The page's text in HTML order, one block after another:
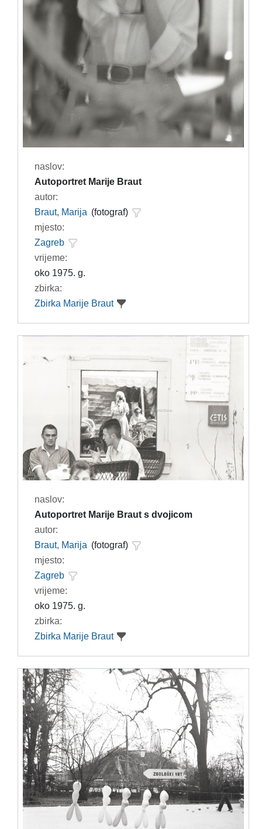
naslov:
Autoportret Marije Braut
autor:
Braut, Marija (fotograf)
mjesto:
Zagreb
vrijeme:
oko 1975. g.
zbirka:
Zbirka Marije Braut
naslov:
Autoportret Marije Braut s dvojicom
autor:
Braut, Marija (fotograf)
mjesto:
Zagreb
vrijeme:
oko 1975. g.
zbirka:
Zbirka Marije Braut